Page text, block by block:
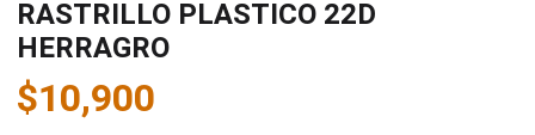
RASTRILLO PLASTICO 22D
HERRAGRO
$10,900